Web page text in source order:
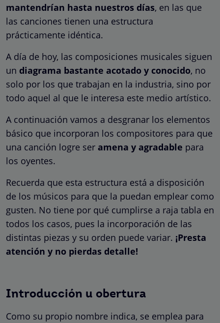
mantendrían hasta nuestros días, en las que
las canciones tienen una estructura
prácticamente idéntica.
A día de hoy, las composiciones musicales siguen
un diagrama bastante acotado y conocido, no
solo por los que trabajan en la industria, sino por
todo aquel al que le interesa este medio artístico.
A continuación vamos a desgranar los elementos
básico que incorporan los compositores para que
una canción logre ser amena y agradable para
los oyentes.
Recuerda que esta estructura está a disposición
de los músicos para que la puedan emplear como
gusten. No tiene por qué cumplirse a raja tabla en
todos los casos, pues la incorporación de las
distintas piezas y su orden puede variar. ¡Presta
atención y no pierdas detalle!
Introducción u obertura
Como su propio nombre indica, se emplea para